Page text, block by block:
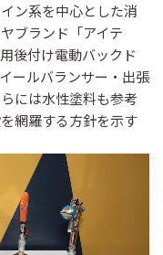
ン系を中心とした消
ブランド「アイテ
後付け電動バックド
ールバランサー・出張
には水性塗料も参考
網羅する方針を示す